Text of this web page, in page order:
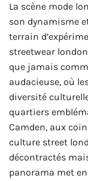
La scène mode
son dynamisme
terrain
streetwear
que jamais
audacieuse, où
diversité
quartiers
Camden, aux
culture street
décontractés
panorama met